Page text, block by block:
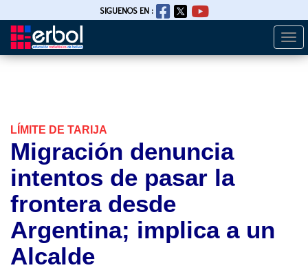
Pasar
SIGUENOS EN :
LÍMITE DE TARIJA
Migración denuncia
intentos de pasar la
frontera desde
Argentina; implica a un
Alcalde